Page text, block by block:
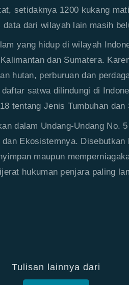
setidaknya 1200 kukang
data dari wilayah lain masih
yang hidup di wilayah
dan Sumatera.
hutan, perburuan dan
satwa dilindungi di
tentang Jenis Tumbuhan
dalam Undang-Undang No.
Ekosistemnya. Disebutkan
maupun
hukuman penjara paling
Tulisan lainnya dari